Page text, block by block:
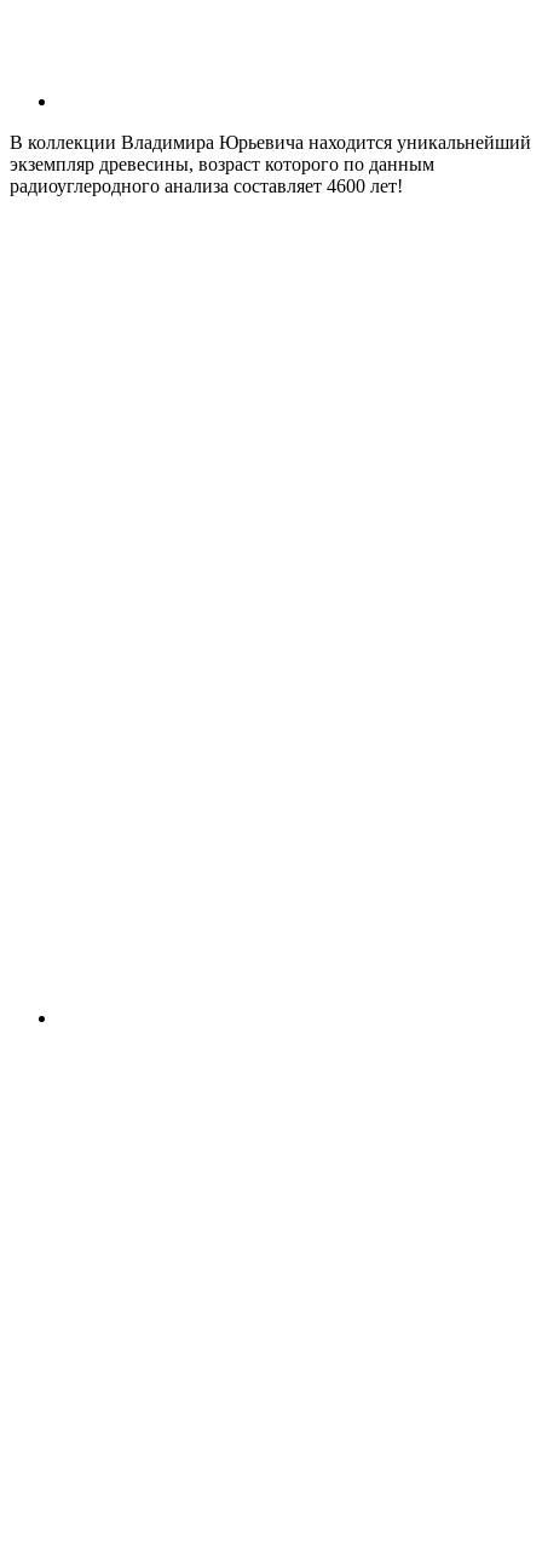
В коллекции Владимира Юрьевича находится уникальнейший
экземпляр древесины, возраст которого по данным
радиоуглеродного анализа составляет 4600 лет!